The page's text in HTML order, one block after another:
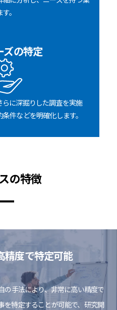
。
ズの特定
に深掘りした調査を実施
件などを明確化します。
の特徴
精度で特定可能
の手法により、非常に高い精度で
を特定することが可能で、研究開